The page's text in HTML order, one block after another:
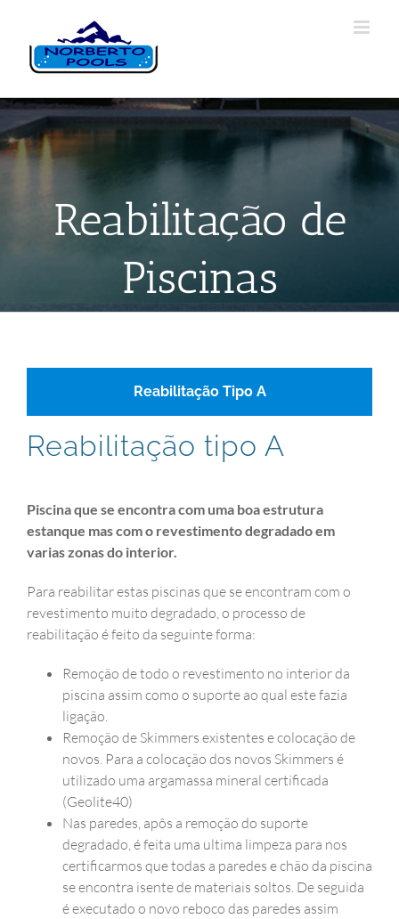
Reabilitação de
Piscinas
Reabilitação Tipo A
Reabilitação tipo A
Piscina que se encontra com uma boa estrutura
estanque mas com o revestimento degradado em
varias zonas do interior.
Para reabilitar estas piscinas que se encontram com o
revestimento muito degradado, o processo de
reabilitação é feito da seguinte forma:
Remoção de todo o revestimento no interior da
piscina assim como o suporte ao qual este fazia
ligação.
Remoção de Skimmers existentes e colocação de
novos. Para a colocação dos novos Skimmers é
utilizado uma argamassa mineral certificada
(Geolite40)
Nas paredes, apôs a remoção do suporte
degradado, é feita uma ultima limpeza para nos
certificarmos que todas a paredes e chão da piscina
se encontra isente de materiais soltos. De seguida
é executado o novo reboco das paredes assim